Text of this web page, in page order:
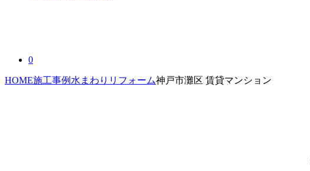
0
HOME施工事例 水まわりリフォーム神戸市灘区 賃貸マンション